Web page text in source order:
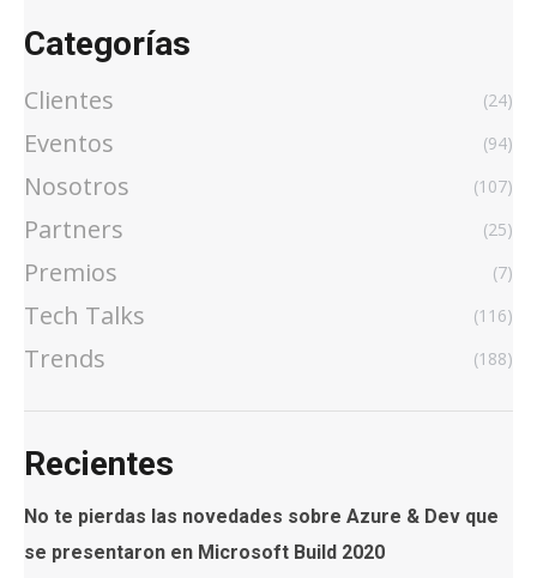
Categorías
Clientes (24)
Eventos (94)
Nosotros (107)
Partners (25)
Premios (7)
Tech Talks (116)
Trends (188)
Recientes
No te pierdas las novedades sobre Azure & Dev que
se presentaron en Microsoft Build 2020